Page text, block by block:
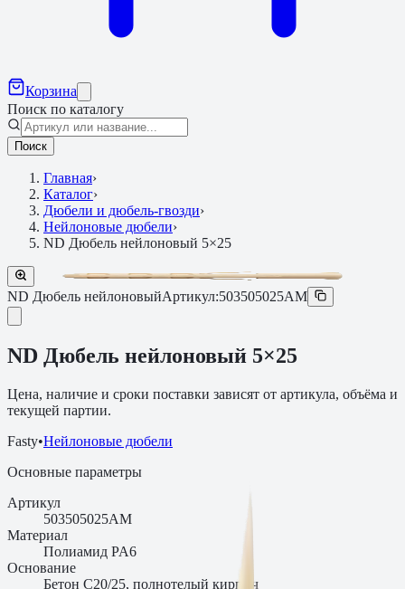
Корзина
Поиск по каталогу
Поиск
Главная›
Каталог›
Дюбели и дюбель-гвозди›
Нейлоновые дюбели›
ND Дюбель нейлоновый 5×25
ND Дюбель нейлоновыйАртикул:503505025AM
ND Дюбель нейлоновый 5×25
Цена, наличие и сроки поставки зависят от артикула, объёма и
текущей партии.
Fasty•Нейлоновые дюбели
Основные параметры
Артикул
503505025AM
Материал
Полиамид PA6
Основание
Бетон C20/25, полнотелый кирпич